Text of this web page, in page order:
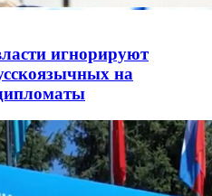
игнорируют
на